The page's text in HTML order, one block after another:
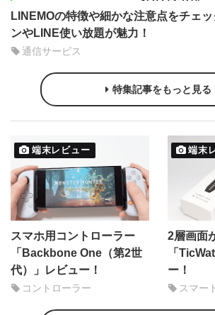
LINEMOの特徴や細かな注意点をチェ
ンやLINE使い放題が魅力！
通信サービス
特集記事をもっと見る
端末レビュー
スマホ用コントローラー
「Backbone One（第2世
代）」レビュー！
コントローラー
端末
2層画面
「
ー！
スマー